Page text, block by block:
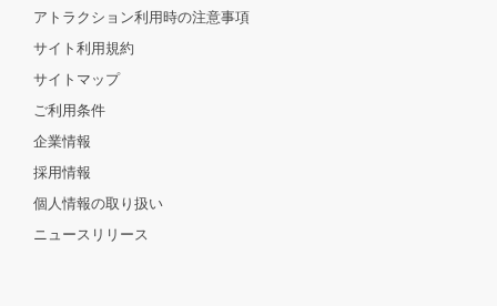
アトラクション利用時の注意事項
サイト利用規約
サイトマップ
ご利用条件
企業情報
採用情報
個人情報の取り扱い
ニュースリリース